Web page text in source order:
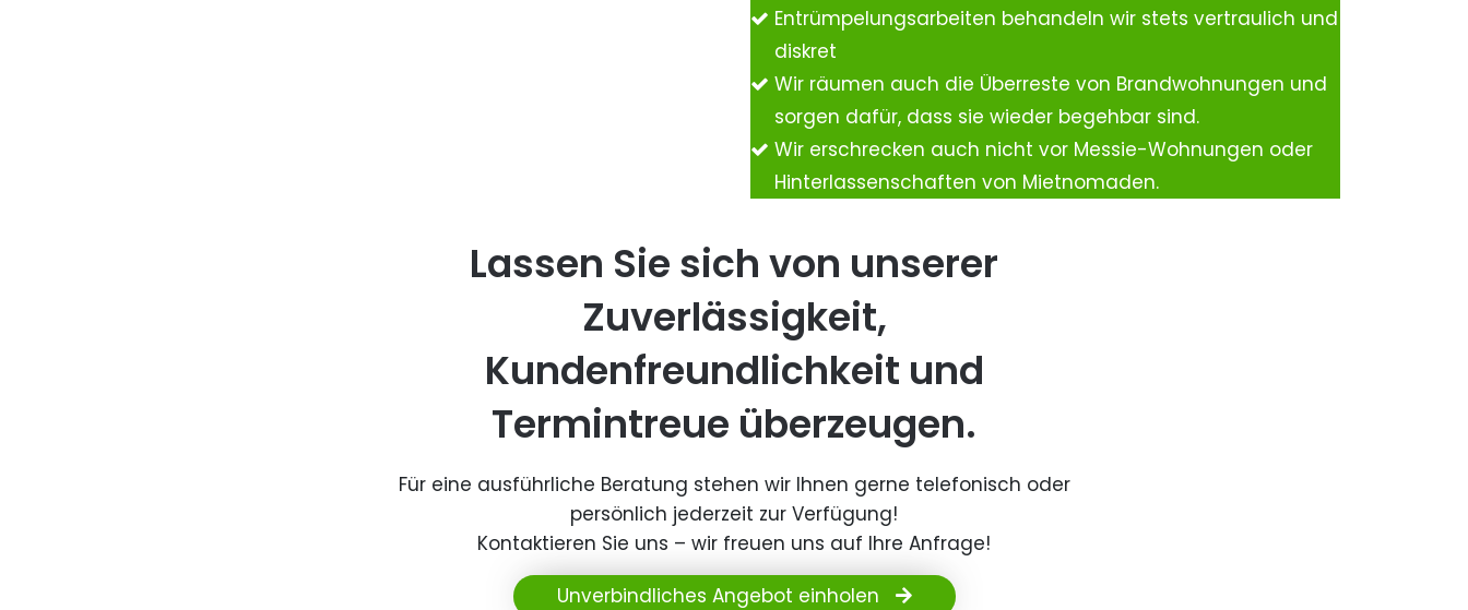
Entrümpelungsarbeiten behandeln wir stets vertraulich und
diskret
Wir räumen auch die Überreste von Brandwohnungen und
sorgen dafür, dass sie wieder begehbar sind.
Wir erschrecken auch nicht vor Messie-Wohnungen oder
Hinterlassenschaften von Mietnomaden.
Lassen Sie sich von unserer
Zuverlässigkeit,
Kundenfreundlichkeit und
Termintreue überzeugen.
Für eine ausführliche Beratung stehen wir Ihnen gerne telefonisch oder
persönlich jederzeit zur Verfügung!
Kontaktieren Sie uns – wir freuen uns auf Ihre Anfrage!
Unverbindliches Angebot einholen